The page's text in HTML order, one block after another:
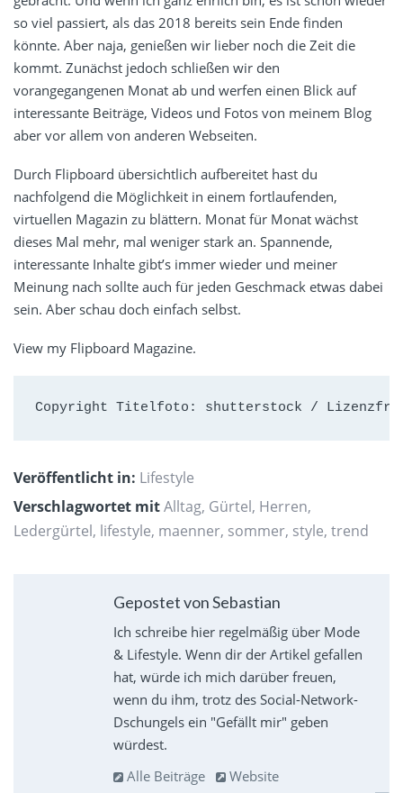
so viel passiert, als das 2018 bereits sein Ende finden
könnte. Aber naja, genießen wir lieber noch die Zeit die
kommt. Zunächst jedoch schließen wir den
vorangegangenen Monat ab und werfen einen Blick auf
interessante Beiträge, Videos und Fotos von meinem Blog
aber vor allem von anderen Webseiten.
Durch Flipboard übersichtlich aufbereitet hast du
nachfolgend die Möglichkeit in einem fortlaufenden,
virtuellen Magazin zu blättern. Monat für Monat wächst
dieses Mal mehr, mal weniger stark an. Spannende,
interessante Inhalte gibt’s immer wieder und meiner
Meinung nach sollte auch für jeden Geschmack etwas dabei
sein. Aber schau doch einfach selbst.
View my Flipboard Magazine.
Copyright Titelfoto: shutterstock / Lizenzfreie
Veröffentlicht in: Lifestyle
Verschlagwortet mitAlltag, Gürtel, Herren,
Ledergürtel, lifestyle, maenner, sommer, style, trend
Gepostet von Sebastian
Ich schreibe hier regelmäßig über Mode
& Lifestyle. Wenn dir der Artikel gefallen
hat, würde ich mich darüber freuen,
wenn du ihm, trotz des Social-Network-
Dschungels ein "Gefällt mir" geben
würdest.
Alle Beiträge
Website